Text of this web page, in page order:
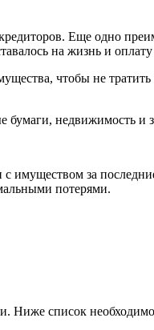
Еще одно
на жизнь и
чтобы не
недвижимость и
за
потерями.
Ниже список